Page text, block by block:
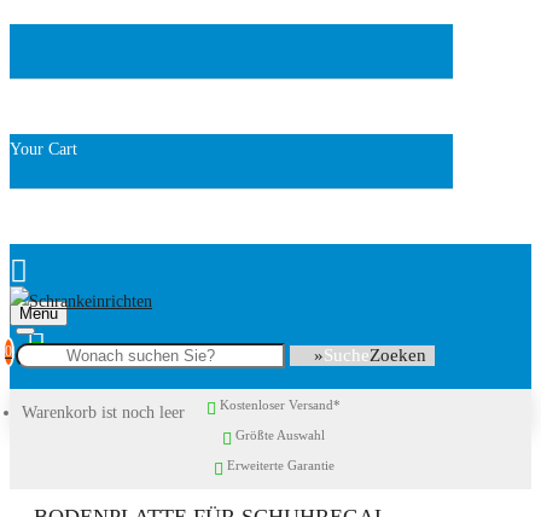
Your Cart
Menu
0
Warenkorb ist noch leer
Suche
Kostenloser Versand*
Größte Auswahl
Erweiterte Garantie